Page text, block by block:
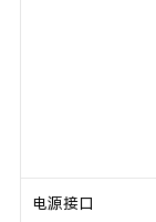
电源接口